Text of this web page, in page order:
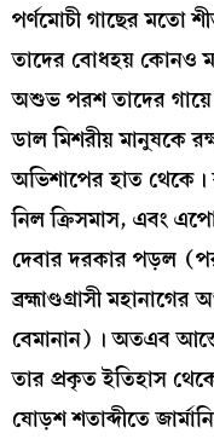
পর্ণমোচী গাছের মতো
তাদের বোধহয় কোনও
অশুভ পরশ তাদের
ডাল মিশরীয় মানুষকে
অভিশাপের হাত থেকে।
নিল ক্রিসমাস, এবং
দেবার দরকার পড়ল
ব্রহ্মাণ্ডগ্রাসী
বেমানান)। অতএব
তার প্রকৃত ইতিহাস
ষোড়শ শতাব্দীতে